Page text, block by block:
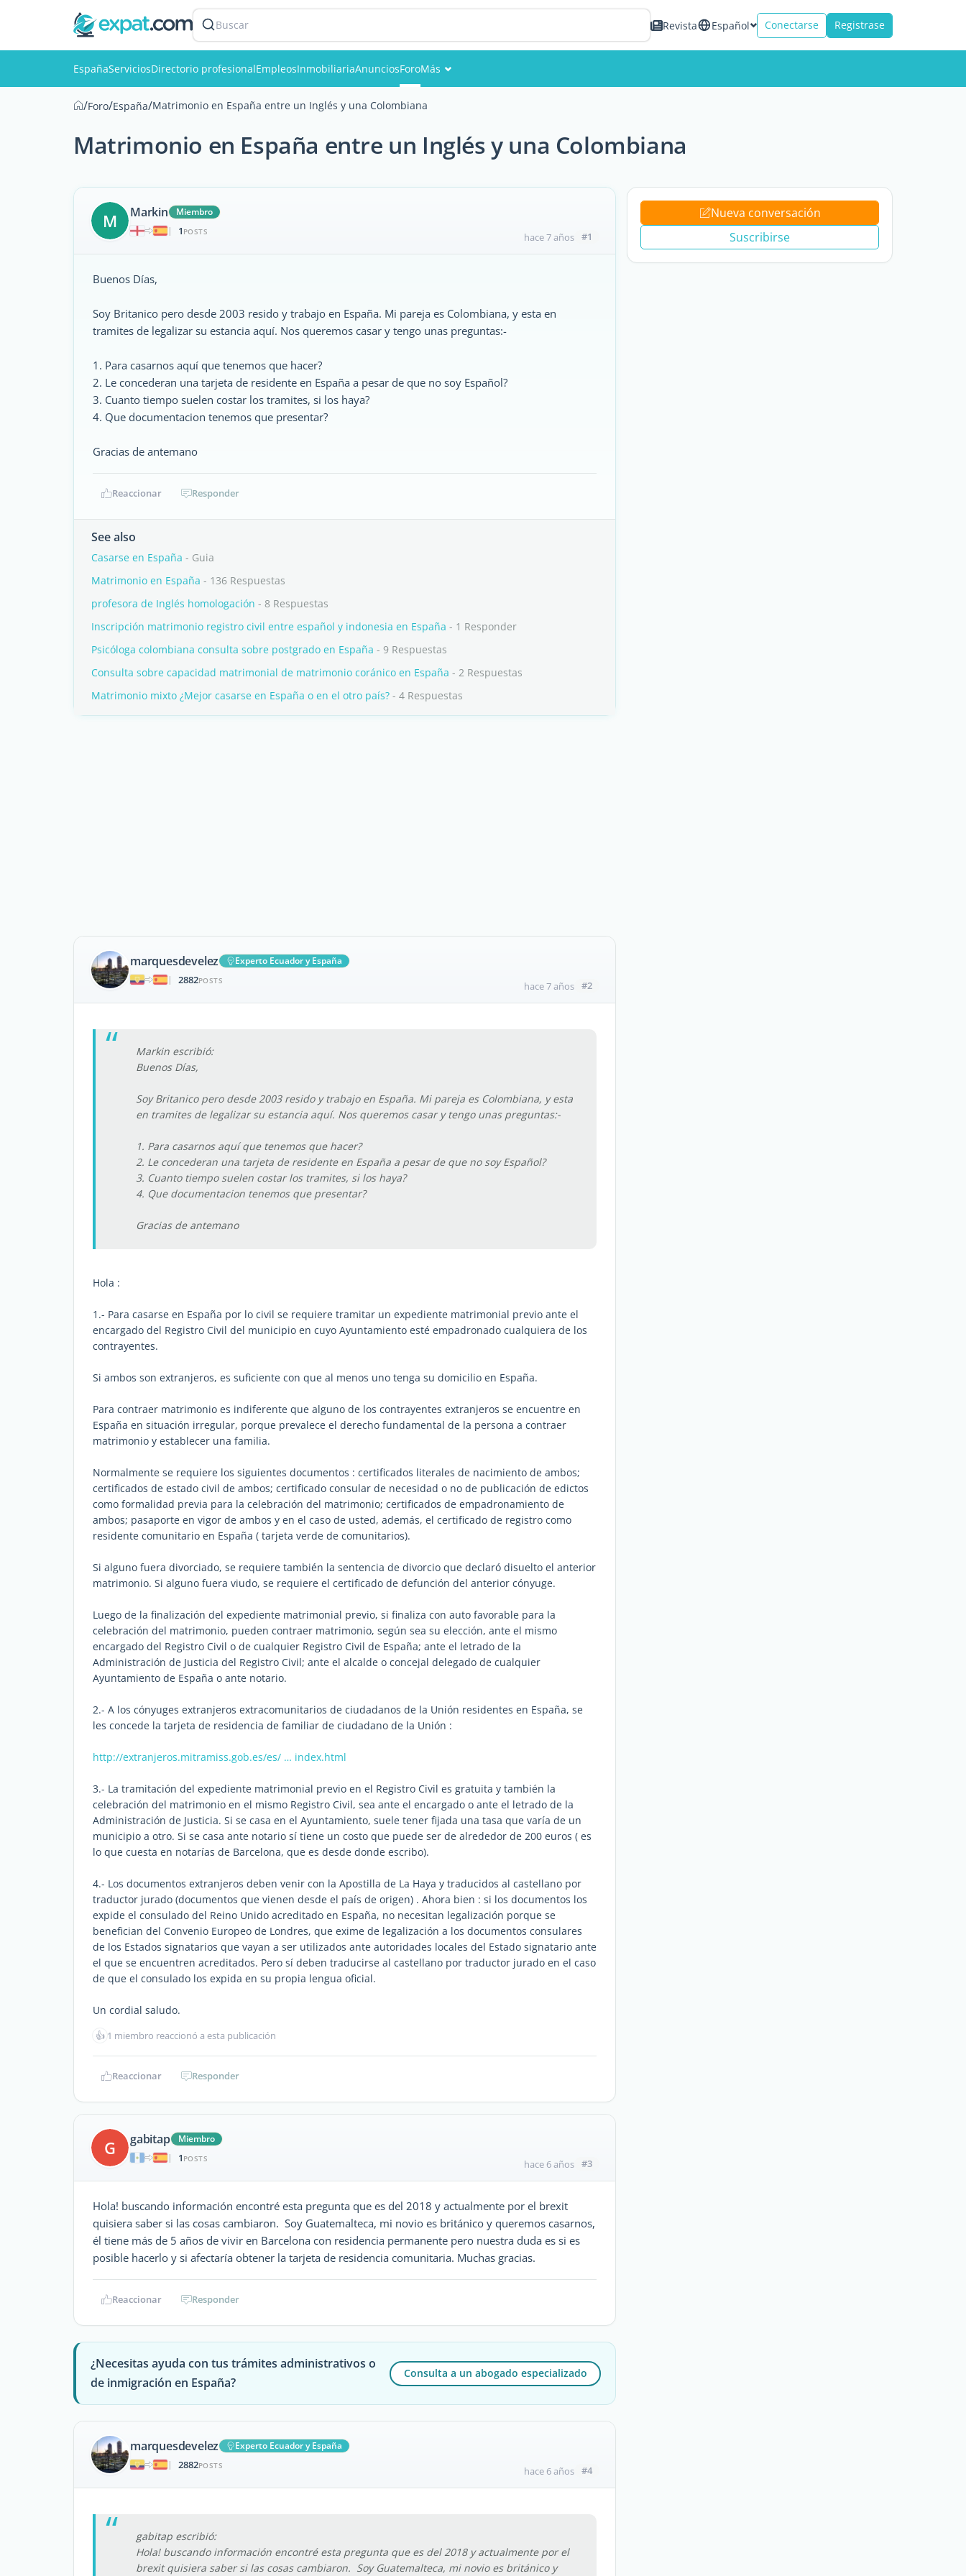
Buscar Revista Español Conectarse Registrase
EspañaServiciosDirectorio profesionalEmpleosInmobiliariaAnunciosForoMás
Miembros
/Foro/España/Matrimonio en España entre un Inglés y una Colombiana
Matrimonio en España entre un Inglés y una Colombiana
M Markin
Miembro
|
1 POSTS hace 7 años #1
Buenos Días,
Soy Britanico pero desde 2003 resido y trabajo en España. Mi pareja es Colombiana, y esta en
tramites de legalizar su estancia aquí. Nos queremos casar y tengo unas preguntas:-
1. Para casarnos aquí que tenemos que hacer?
2. Le concederan una tarjeta de residente en España a pesar de que no soy Español?
3. Cuanto tiempo suelen costar los tramites, si los haya?
4. Que documentacion tenemos que presentar?
Gracias de antemano
Reaccionar Responder
See also
Casarse en España - Guia
Matrimonio en España - 136 Respuestas
profesora de Inglés homologación - 8 Respuestas
Inscripción matrimonio registro civil entre español y indonesia en España - 1 Responder
Psicóloga colombiana consulta sobre postgrado en España - 9 Respuestas
Consulta sobre capacidad matrimonial de matrimonio coránico en España - 2 Respuestas
Matrimonio mixto ¿Mejor casarse en España o en el otro país? - 4 Respuestas
marquesdevelez
Experto Ecuador y España
|
2882POSTS hace 7 años #2
Markin escribió:
Buenos Días,
Soy Britanico pero desde 2003 resido y trabajo en España. Mi pareja es Colombiana, y esta
en tramites de legalizar su estancia aquí. Nos queremos casar y tengo unas preguntas:-
1. Para casarnos aquí que tenemos que hacer?
2. Le concederan una tarjeta de residente en España a pesar de que no soy Español?
3. Cuanto tiempo suelen costar los tramites, si los haya?
4. Que documentacion tenemos que presentar?
Gracias de antemano
Hola :
1.- Para casarse en España por lo civil se requiere tramitar un expediente matrimonial previo ante el
encargado del Registro Civil del municipio en cuyo Ayuntamiento esté empadronado cualquiera de los
contrayentes.
Si ambos son extranjeros, es suficiente con que al menos uno tenga su domicilio en España.
Para contraer matrimonio es indiferente que alguno de los contrayentes extranjeros se encuentre en
España en situación irregular, porque prevalece el derecho fundamental de la persona a contraer
matrimonio y establecer una familia.
Normalmente se requiere los siguientes documentos : certificados literales de nacimiento de ambos;
certificados de estado civil de ambos; certificado consular de necesidad o no de publicación de edictos
como formalidad previa para la celebración del matrimonio; certificados de empadronamiento de
ambos; pasaporte en vigor de ambos y en el caso de usted, además, el certificado de registro como
residente comunitario en España ( tarjeta verde de comunitarios).
Si alguno fuera divorciado, se requiere también la sentencia de divorcio que declaró disuelto el anterior
matrimonio. Si alguno fuera viudo, se requiere el certificado de defunción del anterior cónyuge.
Luego de la finalización del expediente matrimonial previo, si finaliza con auto favorable para la
celebración del matrimonio, pueden contraer matrimonio, según sea su elección, ante el mismo
encargado del Registro Civil o de cualquier Registro Civil de España; ante el letrado de la
Administración de Justicia del Registro Civil; ante el alcalde o concejal delegado de cualquier
Ayuntamiento de España o ante notario.
2.- A los cónyuges extranjeros extracomunitarios de ciudadanos de la Unión residentes en España, se
les concede la tarjeta de residencia de familiar de ciudadano de la Unión :
http://extranjeros.mitramiss.gob.es/es/ … index.html
3.- La tramitación del expediente matrimonial previo en el Registro Civil es gratuita y también la
celebración del matrimonio en el mismo Registro Civil, sea ante el encargado o ante el letrado de la
Administración de Justicia. Si se casa en el Ayuntamiento, suele tener fijada una tasa que varía de un
municipio a otro. Si se casa ante notario sí tiene un costo que puede ser de alrededor de 200 euros ( es
lo que cuesta en notarías de Barcelona, que es desde donde escribo).
4.- Los documentos extranjeros deben venir con la Apostilla de La Haya y traducidos al castellano por
traductor jurado (documentos que vienen desde el país de origen) . Ahora bien : si los documentos los
expide el consulado del Reino Unido acreditado en España, no necesitan legalización porque se
benefician del Convenio Europeo de Londres, que exime de legalización a los documentos consulares
de los Estados signatarios que vayan a ser utilizados ante autoridades locales del Estado signatario ante
el que se encuentren acreditados. Pero sí deben traducirse al castellano por traductor jurado en el caso
de que el consulado los expida en su propia lengua oficial.
Un cordial saludo.
👍 1 miembro reaccionó a esta publicación
Reaccionar Responder
G gabitap
Miembro
|
1 POSTS hace 6 años #3
Hola! buscando información encontré esta pregunta que es del 2018 y actualmente por el brexit
quisiera saber si las cosas cambiaron. Soy Guatemalteca, mi novio es británico y queremos casarnos,
él tiene más de 5 años de vivir en Barcelona con residencia permanente pero nuestra duda es si es
posible hacerlo y si afectaría obtener la tarjeta de residencia comunitaria. Muchas gracias.
Reaccionar Responder
¿Necesitas ayuda con tus trámites administrativos o
de inmigración en España?
Consulta a un abogado especializado
marquesdevelez
Experto Ecuador y España
|
2882POSTS hace 6 años #4
gabitap escribió:
Hola! buscando información encontré esta pregunta que es del 2018 y actualmente por el
brexit quisiera saber si las cosas cambiaron. Soy Guatemalteca, mi novio es británico y
Nueva conversación
Suscribirse